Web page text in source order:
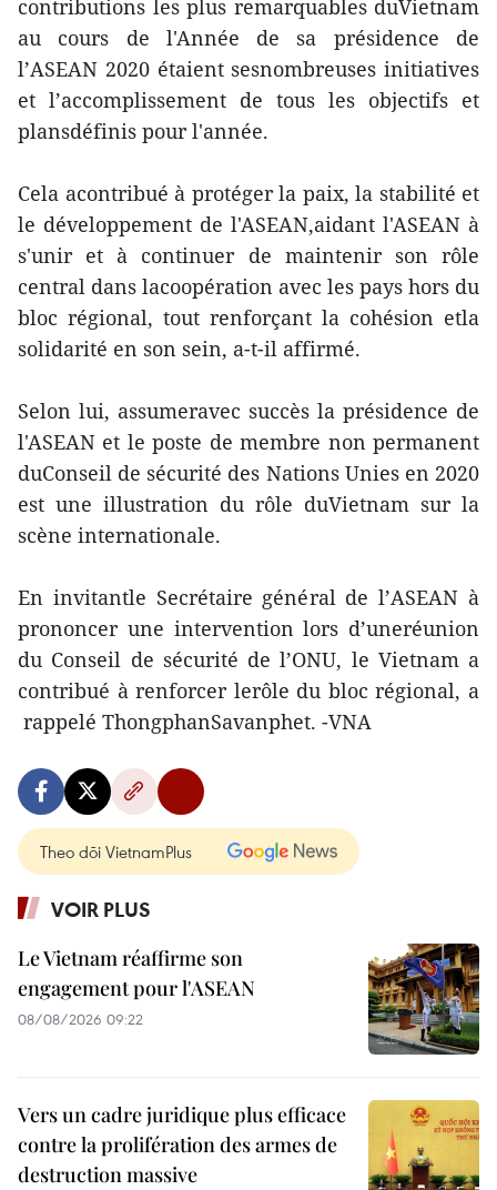
contributions les plus remarquables duVietnam
au cours de l'Année de sa présidence de
l’ASEAN 2020 étaient sesnombreuses initiatives
et l’accomplissement de tous les objectifs et
plansdéfinis pour l'année.
Cela acontribué à protéger la paix, la stabilité et
le développement de l'ASEAN,aidant l'ASEAN à
s'unir et à continuer de maintenir son rôle
central dans lacoopération avec les pays hors du
bloc régional, tout renforçant la cohésion etla
solidarité en son sein, a-t-il affirmé.
Selon lui, assumeravec succès la présidence de
l'ASEAN et le poste de membre non permanent
duConseil de sécurité des Nations Unies en 2020
est une illustration du rôle duVietnam sur la
scène internationale.
En invitantle Secrétaire général de l’ASEAN à
prononcer une intervention lors d’uneréunion
du Conseil de sécurité de l’ONU, le Vietnam a
contribué à renforcer lerôle du bloc régional, a
rappelé ThongphanSavanphet. -VNA
Theo dõi VietnamPlus
VOIR PLUS
Le Vietnam réaffirme son
engagement pour l'ASEAN
08/08/2026 09:22
Vers un cadre juridique plus efficace
contre la prolifération des armes de
destruction massive